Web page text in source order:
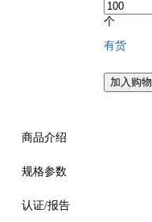
个
有货
加入购
商品介绍
规格参数
认证/报告